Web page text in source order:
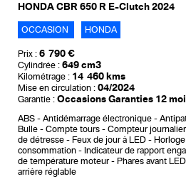
HONDA CBR 650 R E-Clutch 2024
OCCASION HONDA
Prix : 6 790 €
Cylindrée : 649 cm3
Kilométrage : 14 460 kms
Mise en circulation : 04/2024
Garantie : Occasions Garanties 12
ABS Antidémarrage électronique
Bulle
Compte tours Compteur journalier
de détresse
Feux de jour à LED Horloge
consommation
Indicateur de rapport
de température moteur
Phares avant LED
arrière réglable